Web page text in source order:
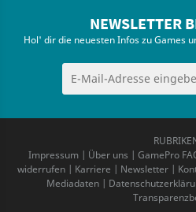
NEWSLETTER
Hol' dir die neuesten Infos zu Games
Impressum| Über uns | GamePro
widerrufen | Karriere | Newsletter |
Mediadaten|